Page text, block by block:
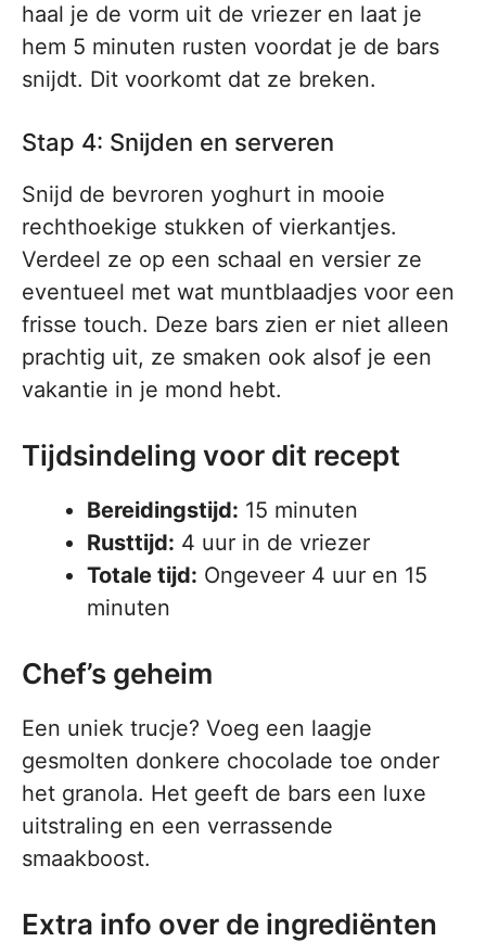
haal je de vorm uit de vriezer en laat je
hem 5 minuten rusten voordat je de bars
snijdt. Dit voorkomt dat ze breken.
Stap 4: Snijden en serveren
Snijd de bevroren yoghurt in mooie
rechthoekige stukken of vierkantjes.
Verdeel ze op een schaal en versier ze
eventueel met wat muntblaadjes voor een
frisse touch. Deze bars zien er niet alleen
prachtig uit, ze smaken ook alsof je een
vakantie in je mond hebt.
Tijdsindeling voor dit recept
Bereidingstijd: 15 minuten
Rusttijd: 4 uur in de vriezer
Totale tijd: Ongeveer 4 uur en 15
minuten
Chef’s geheim
Een uniek trucje? Voeg een laagje
gesmolten donkere chocolade toe onder
het granola. Het geeft de bars een luxe
uitstraling en een verrassende
smaakboost.
Extra info over de ingrediënten